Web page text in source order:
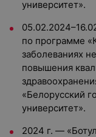
университет».
по программе
заболеваниях
повышения
«Белорусский
университет».
2024 г. —